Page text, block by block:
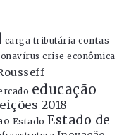
carga tributária contas
crise econômica
educação
2018
Estado Estado de